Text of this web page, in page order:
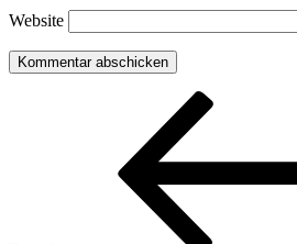
Website
Beitragsnavigation